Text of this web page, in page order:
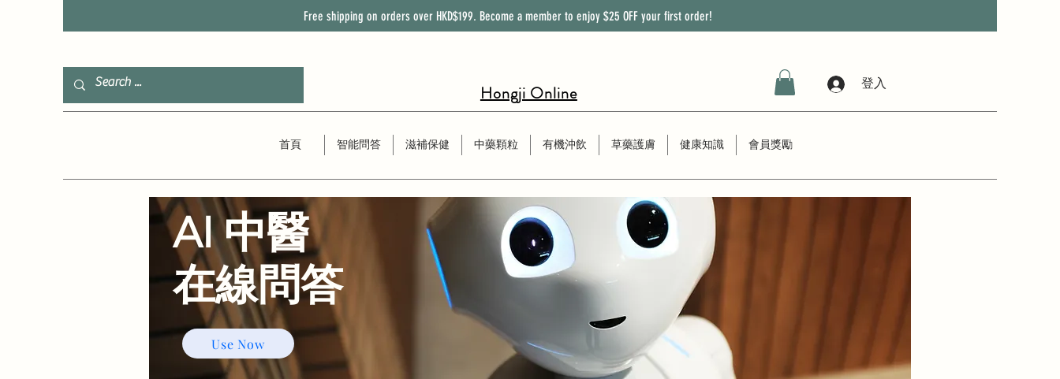
Free shipping on orders over HKD$199. Become a member to enjoy $25 OFF your first order!
Hongji Online 登入
首頁 智能問答 滋補保健 中藥顆粒 有機沖飲 草藥護膚 健康知識 會員獎勵
Use Now
AI 中醫
​在線問答